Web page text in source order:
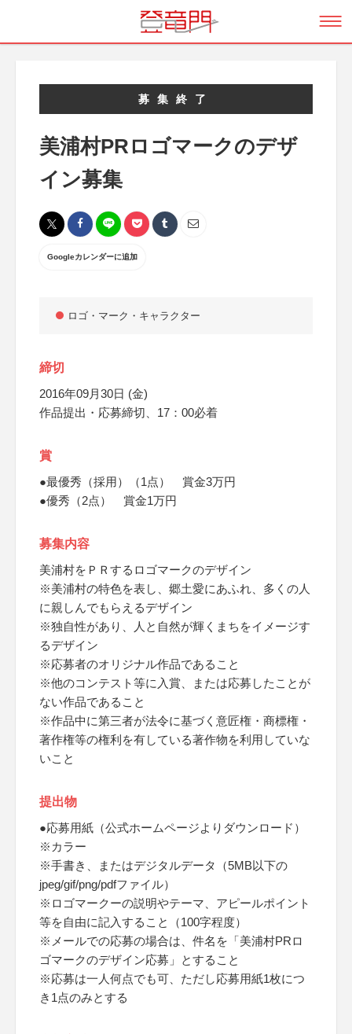
募集終了
美浦村PRロゴマークのデザ
イン募集
Googleカレンダーに追加
ロゴ・マーク・キャラクター
締切
2016年09月30日 (金)
作品提出・応募締切、17：00必着
賞
●最優秀（採用）（1点） 賞金3万円
●優秀（2点） 賞金1万円
募集内容
美浦村をＰＲするロゴマークのデザイン
※美浦村の特色を表し、郷土愛にあふれ、多くの人
に親しんでもらえるデザイン
※独自性があり、人と自然が輝くまちをイメージす
るデザイン
※応募者のオリジナル作品であること
※他のコンテスト等に入賞、または応募したことが
ない作品であること
※作品中に第三者が法令に基づく意匠権・商標権・
著作権等の権利を有している著作物を利用していな
いこと
提出物
●応募用紙（公式ホームページよりダウンロード）
※カラー
※手書き、またはデジタルデータ（5MB以下の
jpeg/gif/png/pdfファイル）
※ロゴマークーの説明やテーマ、アピールポイント
等を自由に記入すること（100字程度）
※メールでの応募の場合は、件名を「美浦村PRロ
ゴマークのデザイン応募」とすること
※応募は一人何点でも可、ただし応募用紙1枚につ
き1点のみとする